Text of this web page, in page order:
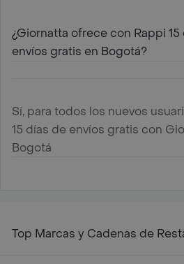
¿Giornatta ofrece con Rappi 15
envíos gratis en Bogotá?
Sí, para todos los nuevos
15 días de envíos gratis con
Bogotá
Top Marcas y Cadenas de